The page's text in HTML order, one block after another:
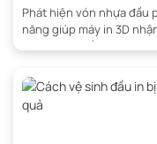
Phát hiện vón nhựa đầu
năng giúp máy in 3D
cục quanh đầu phun
đầu […]